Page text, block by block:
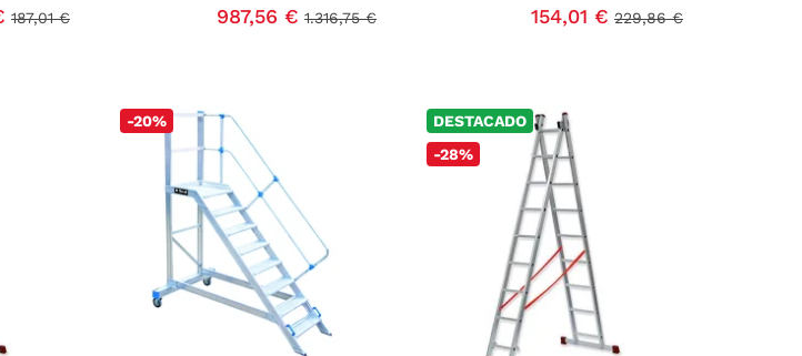
187,01 € 987,56 € 1.316,75 € 154,01 € 229,86 €
-20%
DESTACADO
-28%